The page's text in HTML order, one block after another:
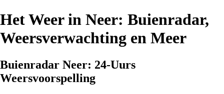
Het Weer in Neer: Buienradar,
Weersverwachting en Meer
Buienradar Neer: 24-Uurs
Weersvoorspelling